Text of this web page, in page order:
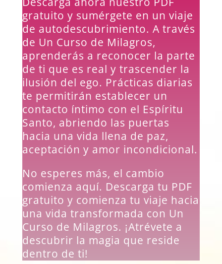
gratuito y sumérgete en un viaje
de autodescubrimiento. A través
de Un Curso de Milagros,
aprenderás a reconocer la parte
de ti que es real y trascender la
ilusión del ego. Prácticas diarias
te permitirán establecer un
contacto íntimo con el Espíritu
Santo, abriendo las puertas
hacia una vida llena de paz,
aceptación y amor incondicional.
No esperes más, el cambio
comienza aquí. Descarga tu PDF
gratuito y comienza tu viaje hacia
una vida transformada con Un
Curso de Milagros. ¡Atrévete a
descubrir la magia que reside
dentro de ti!